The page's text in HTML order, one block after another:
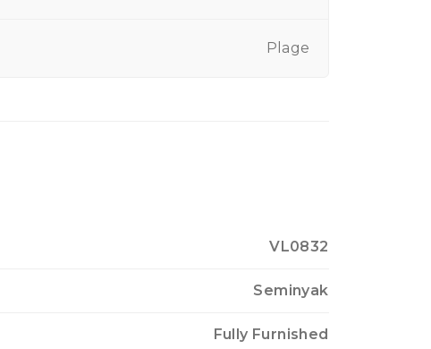
Plage
VL0832
Seminyak
Fully Furnished